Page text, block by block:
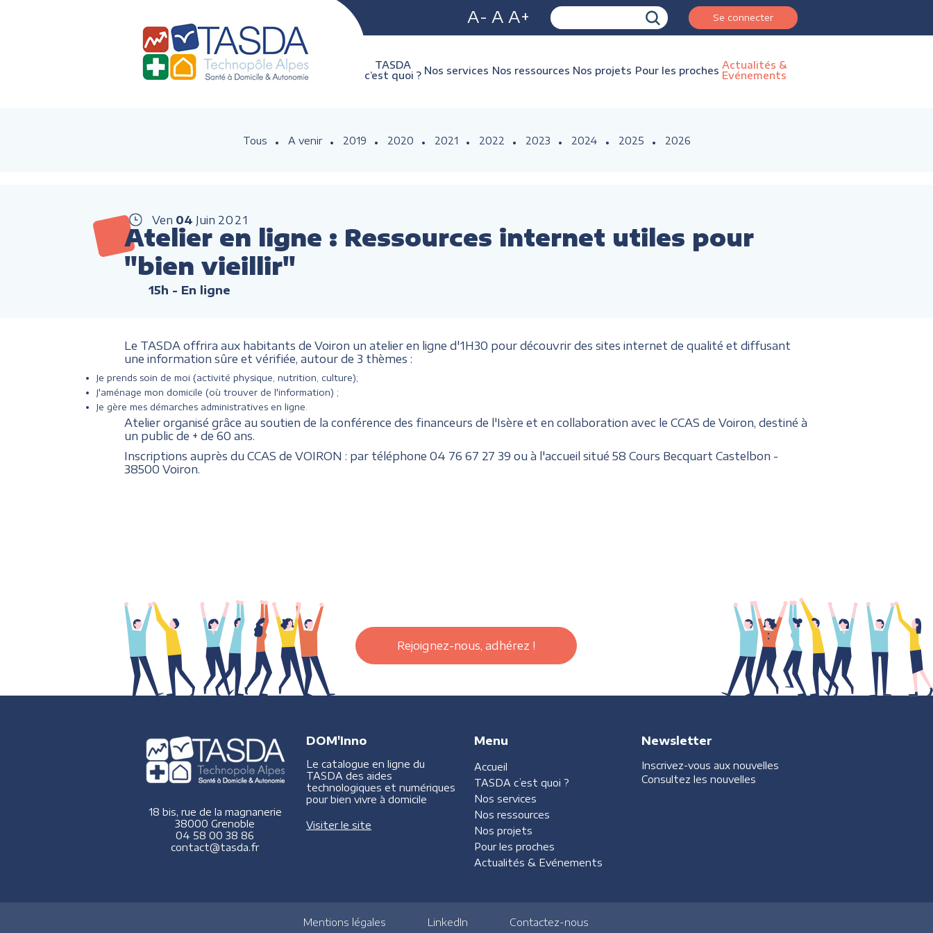
A- A A+ Se connecter
TASDA
c’est quoi ? Nos services Nos ressources Nos projets Pour les proches Actualités &
Evénements
Tous A venir 2019 2020 2021 2022 2023 2024 2025 2026
Ven 04 Juin 2021
Atelier en ligne : Ressources internet utiles pour
"bien vieillir"
15h - En ligne
Le TASDA offrira aux habitants de Voiron un atelier en ligne d'1H30 pour découvrir des sites internet de qualité et diffusant
une information sûre et vérifiée, autour de 3 thèmes :
Je prends soin de moi (activité physique, nutrition, culture);
J'aménage mon domicile (où trouver de l'information) ;
Je gère mes démarches administratives en ligne.
Atelier organisé grâce au soutien de la conférence des financeurs de l'Isère et en collaboration avec le CCAS de Voiron, destiné à
un public de + de 60 ans.
Inscriptions auprès du CCAS de VOIRON : par téléphone 04 76 67 27 39 ou à l'accueil situé 58 Cours Becquart Castelbon -
38500 Voiron.
Rejoignez-nous, adhérez !
18 bis, rue de la magnanerie
38000 Grenoble
04 58 00 38 86
contact@tasda.fr
DOM'Inno
Le catalogue en ligne du
TASDA des aides
technologiques et numériques
pour bien vivre à domicile
Visiter le site
Menu
Accueil
TASDA c’est quoi ?
Nos services
Nos ressources
Nos projets
Pour les proches
Actualités & Evénements
Newsletter
Inscrivez-vous aux nouvelles
Consultez les nouvelles
Mentions légales LinkedIn Contactez-nous